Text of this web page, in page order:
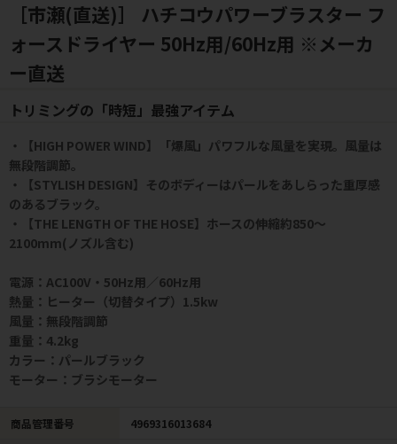
［市瀬(直送)］ ハチコウパワーブラスター フ
ォースドライヤー 50Hz用/60Hz用 ※メーカ
ー直送
トリミングの「時短」最強アイテム
・【HIGH POWER WIND】「爆風」パワフルな風量を実現。風量は
無段階調節。
・【STYLISH DESIGN】そのボディーはパールをあしらった重厚感
のあるブラック。
・【THE LENGTH OF THE HOSE】ホースの伸縮約850～
2100mm(ノズル含む)
電源：AC100V・50Hz用／60Hz用
熱量：ヒーター（切替タイプ）1.5kw
風量：無段階調節
重量：4.2kg
カラー：パールブラック
モーター：ブラシモーター
商品管理番号 4969316013684